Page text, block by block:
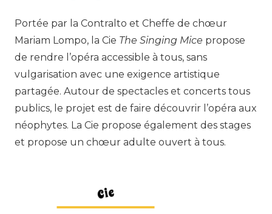
Portée par la Contralto et Cheffe de chœur
Mariam Lompo, la Cie The Singing Mice propose
de rendre l’opéra accessible à tous, sans
vulgarisation avec une exigence artistique
partagée. Autour de spectacles et concerts tous
publics, le projet est de faire découvrir l’opéra aux
néophytes. La Cie propose également des stages
et propose un chœur adulte ouvert à tous.